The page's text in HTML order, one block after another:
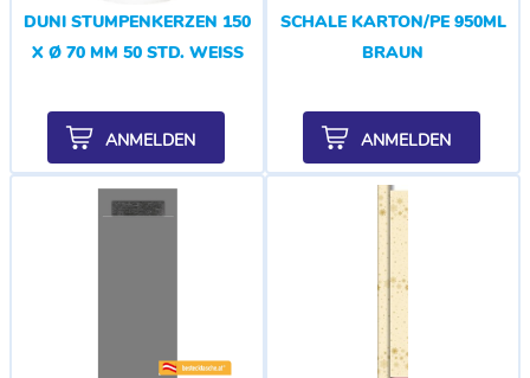
DUNI STUMPENKERZEN 150
X Ø 70 MM 50 STD. WEISS
ANMELDEN
SCHALE KARTON/PE 950ML
BRAUN
ANMELDEN